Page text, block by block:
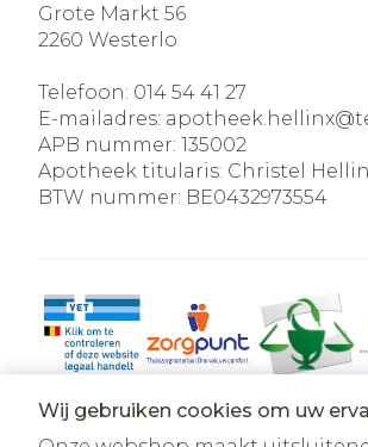
Wij gebruiken cookies om uw
Grote Markt 56
2260 Westerlo
Telefoon: 014 54 41 27
E-mailadres: apotheek.hellinx@
APB nummer: 135002
Apotheek titularis: Christel
BTW nummer: BE0432973554